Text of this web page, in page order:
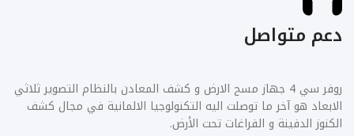
دعم متواصل
روفر سي 4 جهاز مسح الارض و كشف المعادن بالنظام التصوير ثلاثي
الابعاد هو آخر ما توصلت اليه التكنولوجيا الالمانية في مجال كشف
الكنوز الدفينة و الفراغات تحت الأرض.